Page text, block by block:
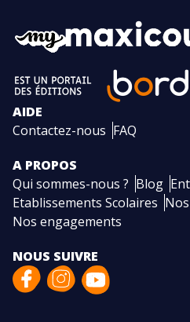
AIDE
Contactez-nous FAQ
A PROPOS
Qui sommes-nous ? Blog
Etablissements Scolaires
Nos engagements
NOUS SUIVRE